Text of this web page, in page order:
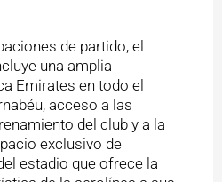
de partido, el
una amplia
Emirates en todo el
acceso a las
del club y a la
exclusivo de
estadio que ofrece la